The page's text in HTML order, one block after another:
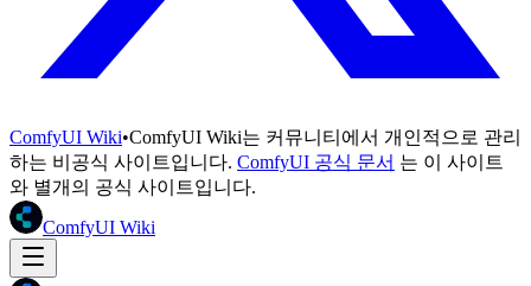
ComfyUI Wiki•ComfyUI Wiki는 커뮤니티에서 개인적으로 관리
하는 비공식 사이트입니다. ComfyUI 공식 문서 는 이 사이트
와 별개의 공식 사이트입니다.
ComfyUI Wiki